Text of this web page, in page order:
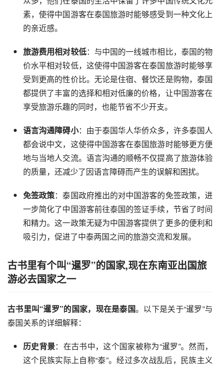
素，使得中国游客在泰国旅游时能够感受到一种文化上
的亲近感。
旅游费用相对较低：与中国的一线城市相比，泰国的物
价水平相对较低，这使得中国游客在泰国旅游时能够享
受到更高的性价比。无论是住宿、餐饮还是购物，泰国
都提供了丰富的选择和相对低廉的价格，让中国游客在
享受旅游乐趣的同时，也能节省不少开支。
语言沟通障碍小：由于泰国华人华侨众多，许多泰国人
都会说中文，这使得中国游客在泰国旅游时能够更方便
地与当地人交流。语言沟通的顺畅不仅提高了旅游体验
的质量，还减少了因语言障碍而产生的误解和困扰。
免签政策：泰国政府推出的对中国游客的免签政策，进
一步简化了中国游客前往泰国的签证手续，节省了时间
和精力。这一政策无疑为中国游客提供了更多的便利和
吸引力，促进了中泰两国之间的旅游交流和发展。
古书里有个叫“暹罗”的国家,现在东南亚出国旅
游必去国家之一
古书里叫“暹罗”的国家，现在是泰国。以下是关于“暹罗”与
泰国关系的详细解释：
历史背景：在古书中，这个国家被称为“暹罗”。然而，
这个民族实际上自称“泰”。经过多次战乱后，民族主义